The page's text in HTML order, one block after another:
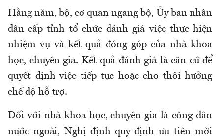
Hằng năm, bộ, cơ quan ngang bộ, Ủy ban nhân
dân cấp tỉnh tổ chức đánh giá việc thực hiện
nhiệm vụ và kết quả đóng góp của nhà khoa
học, chuyên gia. Kết quả đánh giá là căn cứ để
quyết định việc tiếp tục hoặc cho thôi hưởng
chế độ hỗ trợ.
Đối với nhà khoa học, chuyên gia là công dân
nước ngoài, Nghị định quy định ưu tiên mời